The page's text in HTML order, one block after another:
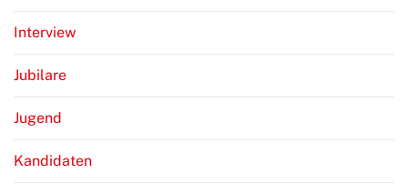
Interview
Jubilare
Jugend
Kandidaten